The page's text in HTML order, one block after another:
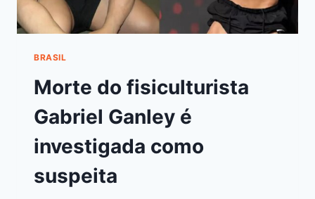
BRASIL
Morte do fisiculturista
Gabriel Ganley é
investigada como
suspeita